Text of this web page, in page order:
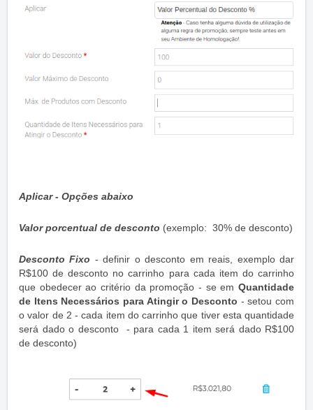
Aplicar - Opções abaixo
Valor porcentual de desconto (exemplo: 30% de desconto)
Desconto Fixo - definir o desconto em reais, exemplo dar
R$100 de desconto no carrinho para cada item do carrinho
que obedecer ao critério da promoção - se em Quantidade
de Itens Necessários para Atingir o Desconto - setou com
o valor de 2 - cada item do carrinho que tiver esta quantidade
será dado o desconto - para cada 1 item será dado R$100
de desconto)